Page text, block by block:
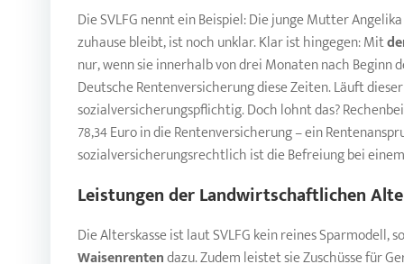
Die SVLFG nennt ein Beispiel: Die junge Mutter
zuhause bleibt, ist noch unklar. Klar ist hingegen: Mit
nur, wenn sie innerhalb von drei Monaten nach
Deutsche Rentenversicherung diese Zeiten. Läuft
sozialversicherungspflichtig. Doch lohnt das?
78,34 Euro in die Rentenversicherung – ein
sozialversicherungsrechtlich ist die Befreiung bei
Leistungen der Landwirtschaftlichen
Die Alterskasse ist laut SVLFG kein reines
Waisenrentendazu. Zudem leistet sie Zuschüsse für